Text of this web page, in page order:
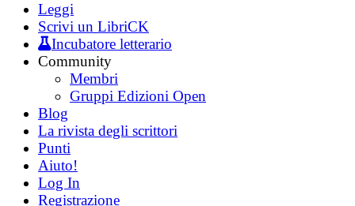
Leggi
Scrivi un LibriCK
Incubatore letterario
Community
Membri
Gruppi Edizioni Open
Blog
La rivista degli scrittori
Punti
Aiuto!
Log In
Registrazione